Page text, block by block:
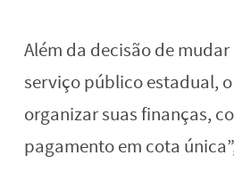
Além da decisão de
serviço público estadual,
organizar suas finanças,
pagamento em cota